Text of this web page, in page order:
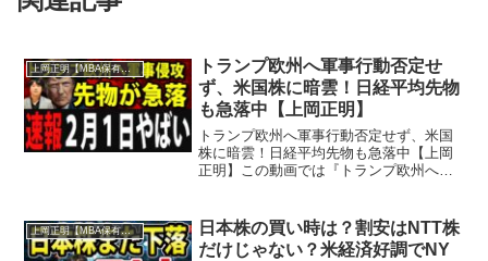
上岡正明【MBA保有の脳科学者】
トランプ欧州へ軍事行動否定せ
ず、米国株に暗雲！日経平均先物
も急落中【上岡正明】
トランプ欧州へ軍事行動否定せず、米国
株に暗雲！日経平均先物も急落中【上岡
正明】この動画では『トランプ欧州へ軍
す。『上岡正明・MBA保有の脳科学者』
チャンネルでは…株式投資...
上岡正明【MBA保有の脳科学者】
日本株の買い時は？割安はNTT株
だけじゃない？米経済好調でNY